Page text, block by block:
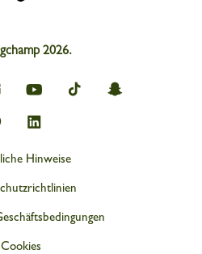
2026.
Longchamp
on
youtube
Longchamp
on
Longchamp
on
Longchamp
on
Hinweise
Cookies